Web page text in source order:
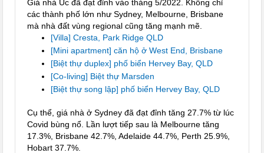
Giá nhà Úc đã đạt đỉnh vào tháng 5/2022. Không chỉ
các thành phố lớn như Sydney, Melbourne, Brisbane
mà nhà đất vùng regional cũng tăng mạnh mẽ.
[Villa] Cresta, Park Ridge QLD
[Mini apartment] căn hộ ở West End, Brisbane
[Biệt thự duplex] phố biển Hervey Bay, QLD
[Co-living] Biệt thự Marsden
[Biệt thự song lập] phố biển Hervey Bay, QLD
Cụ thể, giá nhà ở Sydney đã đạt đỉnh tăng 27.7% từ lúc
Covid bùng nổ. Lần lượt tiếp sau là Melbourne tăng
17.3%, Brisbane 42.7%, Adelaide 44.7%, Perth 25.9%,
Hobart 37.7%.